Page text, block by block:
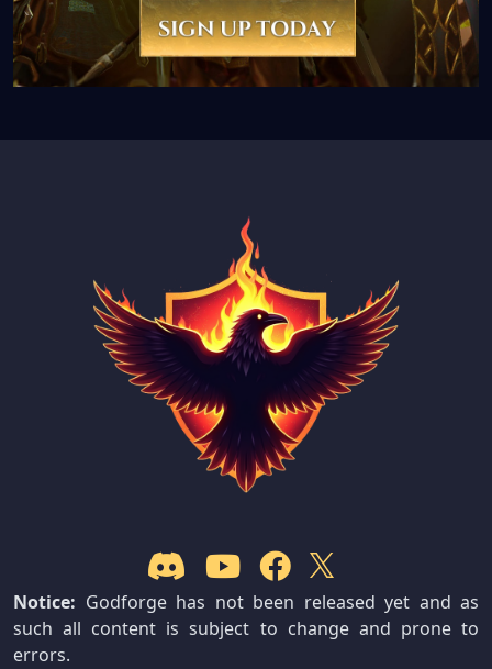
Notice: Godforge has not been released yet and as
such all content is subject to change and prone to
errors.